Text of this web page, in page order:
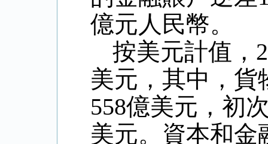
億元人民幣。
按美元計值，
美元，其中，貨
558億美元，初
美元。資本和金